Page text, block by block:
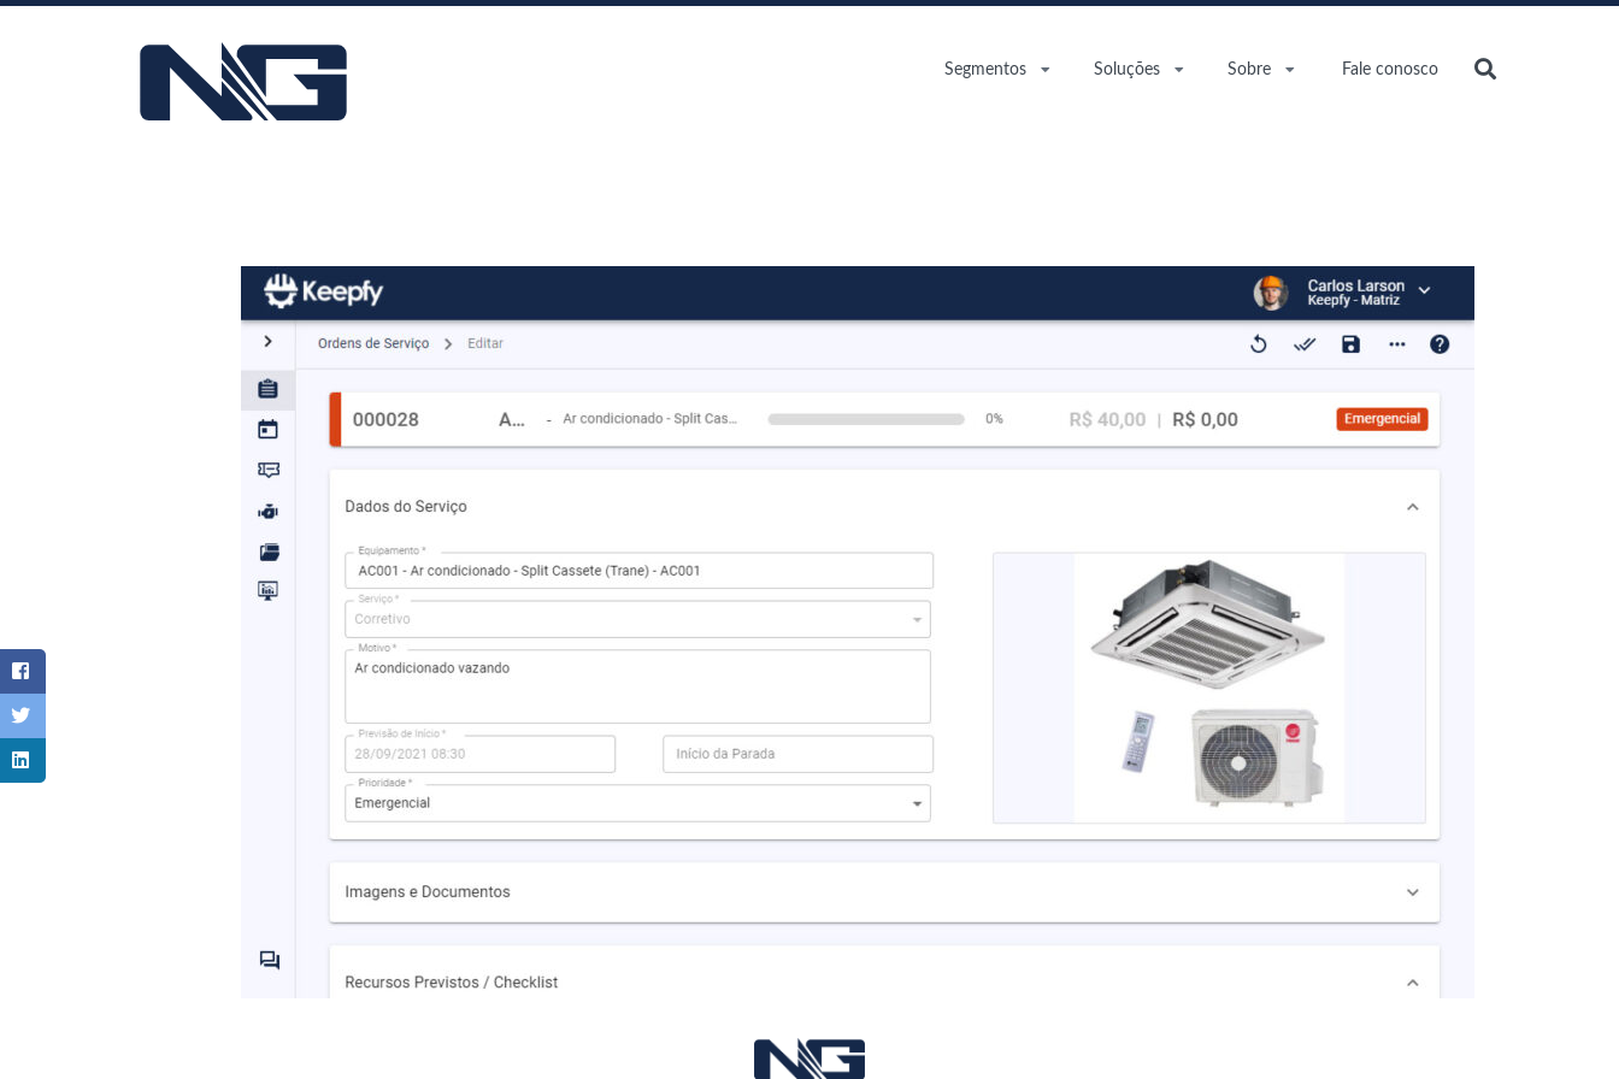
Segmentos Soluções Sobre Fale conosco